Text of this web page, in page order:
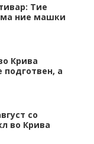
Тие
ние машки
Крива
подготвен, а
со
во Крива